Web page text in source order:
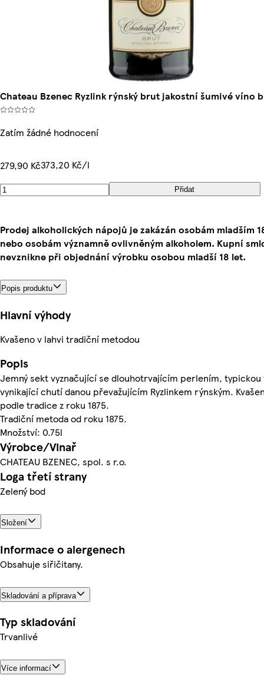
Chateau Bzenec Ryzlink rýnský brut jakostní šumivé víno
Zatím žádné hodnocení
279,90 Kč373,20 Kč/l
Přidat
Prodej alkoholických nápojů je zakázán osobám mladším
nebo osobám významně ovlivněným alkoholem. Kupní
nevznikne při objednání výrobku osobou mladší 18 let.
Popis produktu
Hlavní výhody
Kvašeno v lahvi tradiční metodou
Popis
Jemný sekt vyznačující se dlouhotrvajícím perlením, typickou
vynikající chutí danou převažujícím Ryzlinkem rýnským.
podle tradice z roku 1875.
Tradiční metoda od roku 1875.
Množství: 0.75l
Výrobce/Vinař
CHATEAU BZENEC, spol. s r.o.
Loga třetí strany
Zelený bod
Složení
Informace o alergenech
Obsahuje siřičitany.
Skladování a příprava
Typ skladování
Trvanlivé
Více informací